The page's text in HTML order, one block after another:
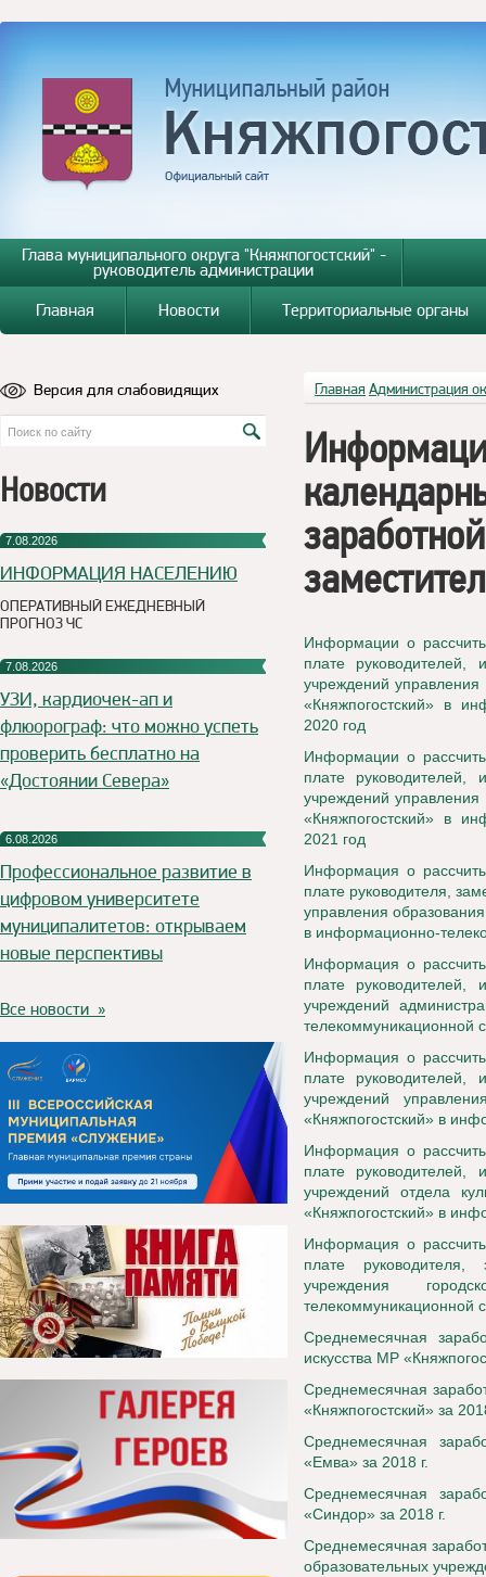
Глава муниципального округа "Княжпогостский" -
руководитель администрации
Главная
Новости Территориальные органы
Версия для слабовидящих
Новости
7.08.2026
ИНФОРМАЦИЯ НАСЕЛЕНИЮ
ОПЕРАТИВНЫЙ ЕЖЕДНЕВНЫЙ
ПРОГНОЗ ЧС
7.08.2026
УЗИ, кардиочек-ап и
флюорограф: что можно успеть
проверить бесплатно на
«Достоянии Севера»
6.08.2026
Профессиональное развитие в
цифровом университете
муниципалитетов: открываем
новые перспективы
Все новости »
Главная Администрация
Информации о
плате руководителей,
учреждений
«Княжпогостский» в
2020 год
Информации о
плате руководителей,
учреждений
«Княжпогостский» в
2021 год
Информация о
плате руководителя,
управления
в информационно-
Информация о
плате руководителей,
учреждений
телекоммуникационной
Информация о
плате руководителей,
учреждений
«Княжпогостский» в
Информация о
плате руководителей,
учреждений отдела
«Княжпогостский» в
Информация о
плате руководителя,
учреждения
телекоммуникационной
Среднемесячная
искусства МР
Среднемесячная
«Княжпогостский» за
Среднемесячная
«Емва» за 2018 г.
Среднемесячная
«Синдор» за 2018 г.
Среднемесячная
образовательных